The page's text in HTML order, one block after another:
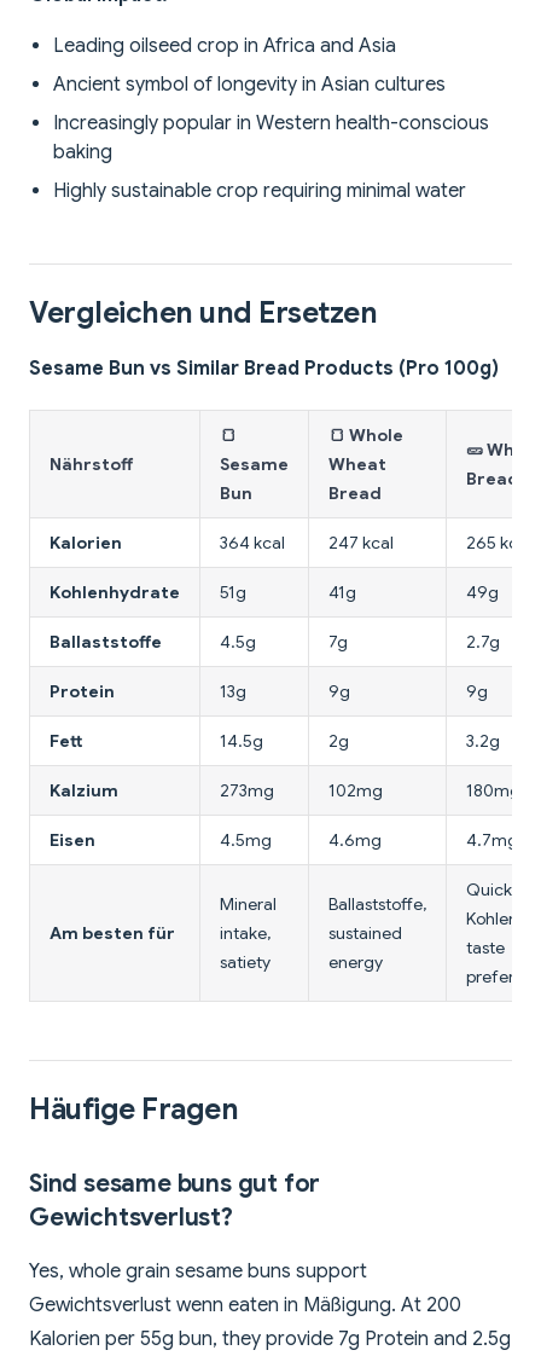
Leading oilseed crop in Africa and Asia
Ancient symbol of longevity in Asian cultures
Increasingly popular in Western health-conscious
baking
Highly sustainable crop requiring minimal water
Vergleichen und Ersetzen
Sesame Bun vs Similar Bread Products (Pro 100g)
Nährstoff
🍞
Sesame
Bun
🍞 Whole
Wheat
Bread
🥒 White
Bread
Kalorien 364 kcal 247 kcal 265 kcal
Kohlenhydrate 51g 41g 49g
Ballaststoffe 4.5g 7g 2.7g
Protein 13g 9g 9g
Fett 14.5g 2g 3.2g
Kalzium 273mg 102mg 180mg
Eisen 4.5mg 4.6mg 4.7mg
Am besten für
Mineral
intake,
satiety
Ballaststoffe,
sustained
energy
Quick
taste
Häufige Fragen
Sind sesame buns gut for
Gewichtsverlust?
Yes, whole grain sesame buns support
Gewichtsverlust wenn eaten in Mäßigung. At 200
Kalorien per 55g bun, they provide 7g Protein and 2.5g